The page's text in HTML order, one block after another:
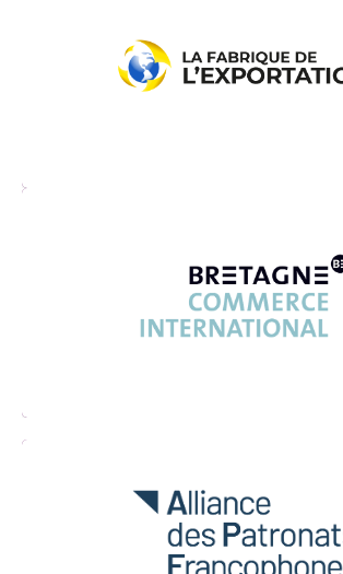
tank du commerce
laboratoire d’idées et un
d’échanges sur les sujets
association de plus de 1000
bretonnes sur laquelle le Conseil
Bretagne et la CCI Bretagne
1er réseau économique de la